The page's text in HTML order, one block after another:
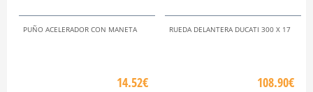
PUÑO ACELERADOR CON MANETA
14.52€
RUEDA DELANTERA DUCATI 300 X 17
108.90€